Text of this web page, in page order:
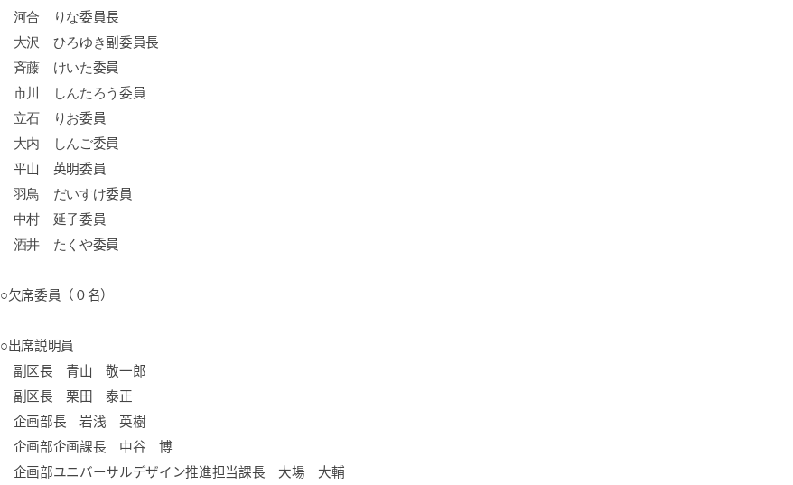
河合 りな委員長
大沢
ひろゆき副委員長
斉藤
けいた委員
市川
しんたろう委員
立石
りお委員
大内
しんご委員
平山 英明委員
羽鳥
だいすけ委員
中村
延子委員
酒井 たくや委員
○欠席委員（０名）
○出席説明員
副区長 青山 敬一郎
副区長 栗田 泰正
企画部長 岩浅 英樹
企画部企画課長 中谷 博
企画部ユニバーサルデザイン推進担当課長 大場 大輔